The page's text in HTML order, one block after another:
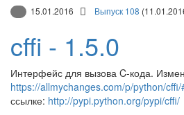
15.01.2016 Выпуск 108
cffi - 1.5.0
Интерфейс для вызова C-кода.
https://allmychanges.com/p/python/cffi/
ссылке: http://pypi.python.org/pypi/cffi/